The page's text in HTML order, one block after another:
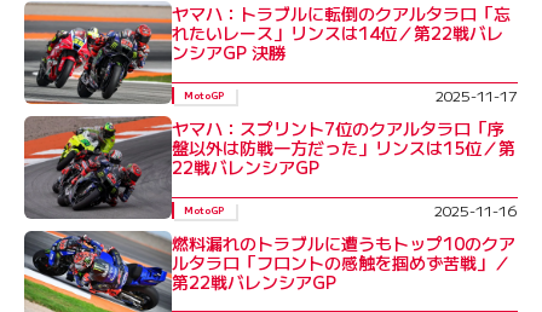
ヤマハ：トラブルに転倒のクアルタラロ「忘
れたいレース」リンスは14位／第22戦バレ
ンシアGP 決勝
MotoGP 2025-11-17
ヤマハ：スプリント7位のクアルタラロ「序
盤以外は防戦一方だった」リンスは15位／第
22戦バレンシアGP
MotoGP 2025-11-16
燃料漏れのトラブルに遭うもトップ10のクア
ルタラロ「フロントの感触を掴めず苦戦」／
第22戦バレンシアGP